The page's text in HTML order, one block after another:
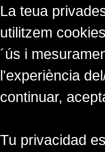
La teua
utilitzem
´ús i
l'experiència
continuar,
Tu privacidad